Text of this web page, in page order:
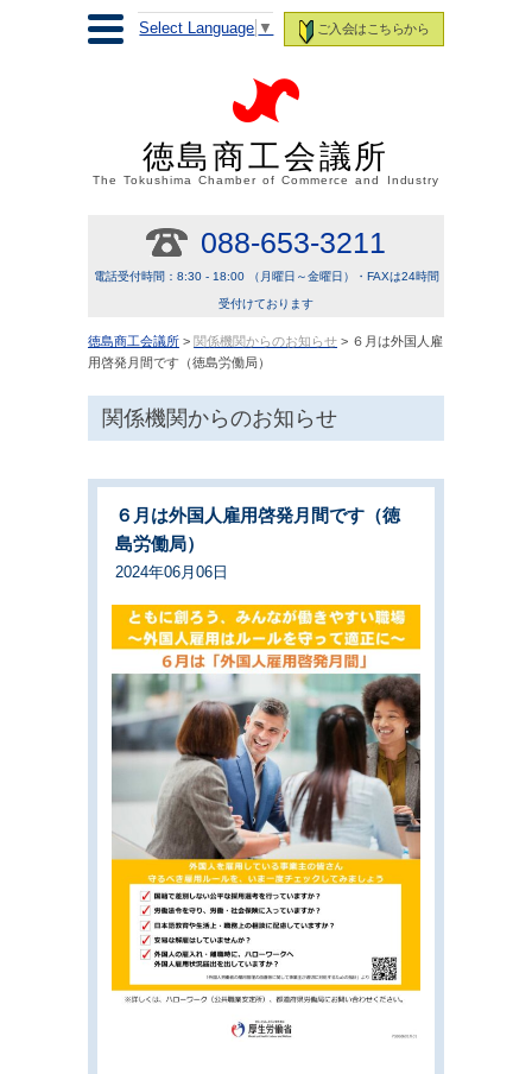
ご入会はこちらから
Select Language ▼
徳島商工会議所
The Tokushima Chamber of Commerce and Industry
088-653-3211
電話受付時間：8:30 - 18:00 （月曜日～金曜日）・FAXは24時間
受付けております
徳島商工会議所 > 関係機関からのお知らせ > ６月は外国人雇
用啓発月間です（徳島労働局）
関係機関からのお知らせ
６月は外国人雇用啓発月間です（徳
島労働局）
2024年06月06日